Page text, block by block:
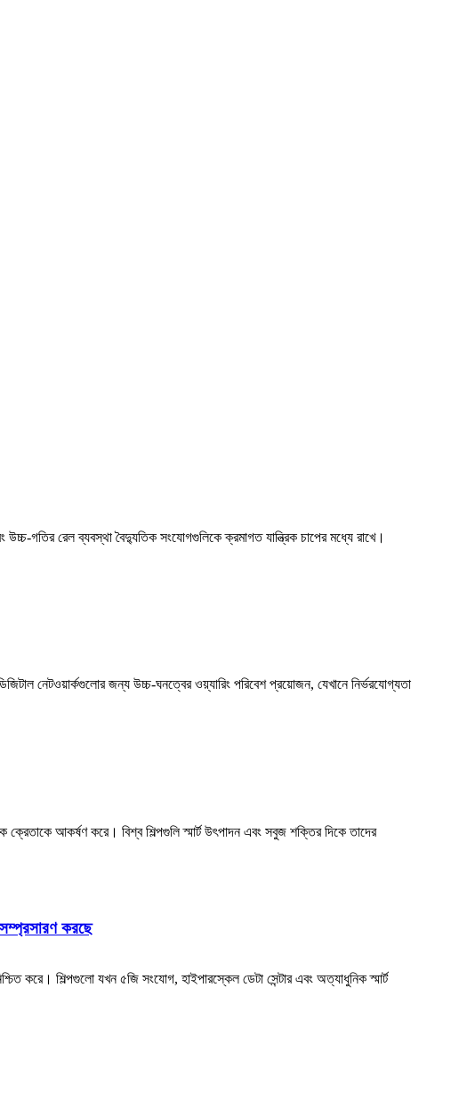
গতির রেল ব্যবস্থা বৈদ্যুতিক সংযোগগুলিকে ক্রমাগত যান্ত্রিক চাপের মধ্যে রাখে।
নেটওয়ার্কগুলোর জন্য উচ্চ-ঘনত্বের ওয়্যারিং পরিবেশ প্রয়োজন, যেখানে নির্ভরযোগ্যতা
ক্রেতাকে আকর্ষণ করে। বিশ্ব শিল্পগুলি স্মার্ট উৎপাদন এবং সবুজ শক্তির দিকে তাদের
সম্প্রসারণ করছে
করে। শিল্পগুলো যখন ৫জি সংযোগ, হাইপারস্কেল ডেটা সেন্টার এবং অত্যাধুনিক স্মার্ট